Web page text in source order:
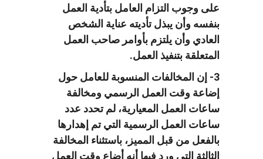
على وجوب التزام العامل بتأدية العمل
بنفسه وأن يبذل تأديته عناية الشخص
العادي وأن يلتزم بأوامر صاحب العمل
المتعلقة بتنفيذ العمل.
3- إن المخالفات المنسوبة للعامل حول
إضاعة وقت العمل الرسمي ومخالفة
ساعات العمل المعيارية، لم تحدد عدد
ساعات العمل الرسمية التي تم إهدارها
بالفعل من قبل المميز، باستثناء المخالفة
الثالثة التي ورد فيها أنه أضاع وقت العمل